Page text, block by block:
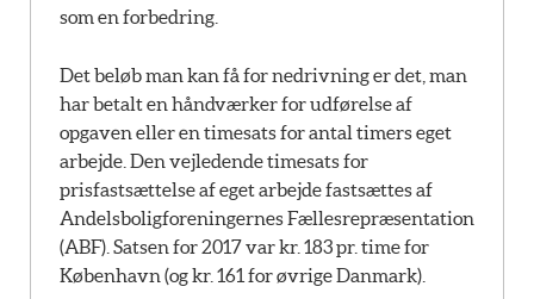
som en forbedring.
Det beløb man kan få for nedrivning er det, man
har betalt en håndværker for udførelse af
opgaven eller en timesats for antal timers eget
arbejde. Den vejledende timesats for
prisfastsættelse af eget arbejde fastsættes af
Andelsboligforeningernes Fællesrepræsentation
(ABF). Satsen for 2017 var kr. 183 pr. time for
København (og kr. 161 for øvrige Danmark).